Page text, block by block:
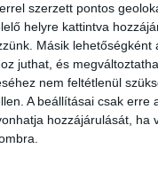
szerzett pontos
helyre kattintva
Másik
juthat, és
nem feltétlenül
A beállításai csak
hozzájárulását,